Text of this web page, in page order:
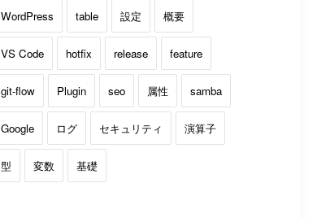
WordPress table 設定 概要
VS Code hotfix release feature
git-flow Plugin seo 属性 samba
Google ログ セキュリティ 演算子
型 変数 基礎